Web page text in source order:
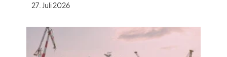
27. Juli 2026